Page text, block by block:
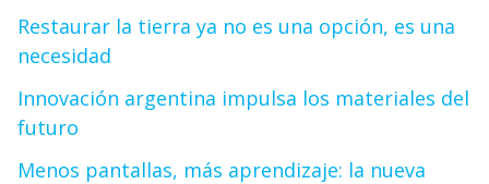
Restaurar la tierra ya no es una opción, es una
necesidad
Innovación argentina impulsa los materiales del
futuro
Menos pantallas, más aprendizaje: la nueva